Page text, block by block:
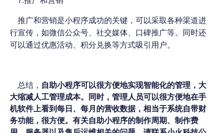
推广和营销是小程序成功的关键，可以采取各种渠道进
行宣传，如微信公众号、社交媒体、口碑推广等。同时还
可以通过优惠活动、积分兑换等方式吸引用户。
总结， 自助小程序可以很方便地实现智能化的管理，大
大缩减人工管理成本。同时，管理人员可以很方便地在手
机软件上看到每日、每月的营收数据，相当于系统自带财
务功能，很方便。有关自助小程序的制作周期、制作费